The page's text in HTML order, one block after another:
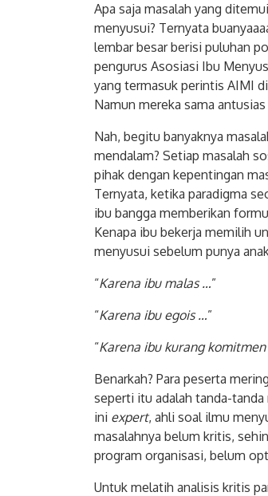
Apa saja masalah yang
menyusui? Ternyata
lembar besar berisi puluhan
pengurus Asosiasi Ibu
yang termasuk perintis AIMI
Namun mereka sama
Nah, begitu banyaknya
mendalam? Setiap masalah
pihak dengan kepentingan
Ternyata, ketika paradigma
ibu bangga memberikan
Kenapa ibu bekerja memilih
menyusui sebelum punya
“Karena ibu malas …”
“Karena ibu egois …”
“Karena ibu kurang
Benarkah? Para peserta
seperti itu adalah tanda-
ini expert, ahli soal ilmu
masalahnya belum kritis,
program organisasi, belum
Untuk melatih analisis kritis